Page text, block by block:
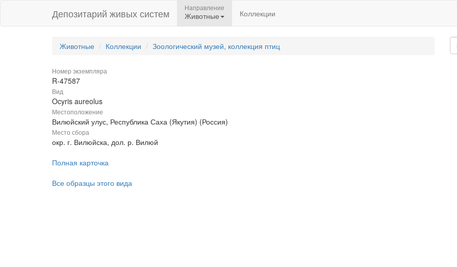
Депозитарий живых систем Направление
Животные Коллекции
Животные Коллекции Зоологический музей, коллекция птиц
Номер экземпляра
R-47587
Вид
Ocyris aureolus
Местоположение
Вилюйский улус, Республика Саха (Якутия) (Россия)
Место сбора
окр. г. Вилюйска, дол. р. Вилюй
Полная карточка
Все образцы этого вида